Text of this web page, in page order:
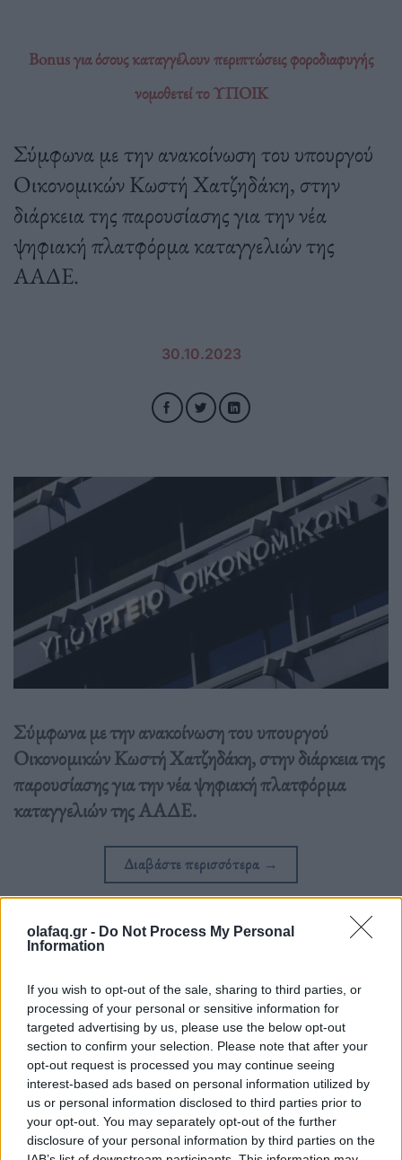
olafaq.gr - Do Not Process My Personal
Information
If you wish to opt-out of the sale, sharing to third parties, or
processing of your personal or sensitive information for
targeted advertising by us, please use the below opt-out
section to confirm your selection. Please note that after your
opt-out request is processed you may continue seeing
interest-based ads based on personal information utilized by
us or personal information disclosed to third parties prior to
your opt-out. You may separately opt-out of the further
disclosure of your personal information by third parties on the
Bonus για όσους καταγγέλουν περιπτώσεις φοροδιαφυγής
νομοθετεί το ΥΠΟΙΚ
Σύμφωνα με την ανακοίνωση του υπουργού
Οικονομικών Κωστή Χατζηδάκη, στην
διάρκεια της παρουσίασης για την νέα
ψηφιακή πλατφόρμα καταγγελιών της
ΑΑΔΕ.
30.10.2023
Σύμφωνα με την ανακοίνωση του υπουργού
Οικονομικών Κωστή Χατζηδάκη, στην διάρκεια της
παρουσίασης για την νέα ψηφιακή πλατφόρμα
καταγγελιών της ΑΑΔΕ.
Διαβάστε περισσότερα →
Φοροδιαφυγή
Δείτε επίσης